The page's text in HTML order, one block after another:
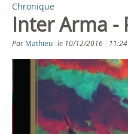
Chronique
Inter Arma -
Par Mathieu le 10/12/2016 - 11:24